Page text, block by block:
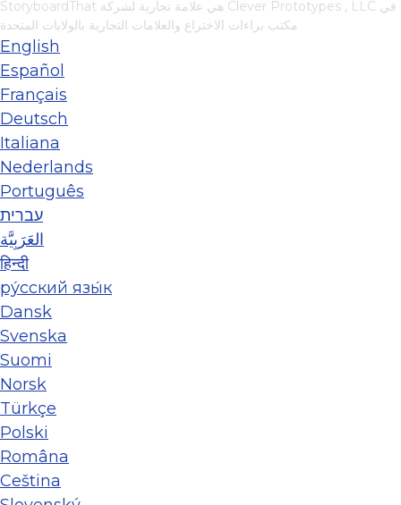
Clever Prototypes , LLC
مكتب براءات الاختراع والعلامات التجارية بالولايات المتحدة
English
Español
Français
Deutsch
Italiana
Nederlands
Português
עברית
العَرَبِيَّة
हिन्दी
ру́сский язы́к
Dansk
Svenska
Suomi
Norsk
Türkçe
Polski
Româna
Ceština